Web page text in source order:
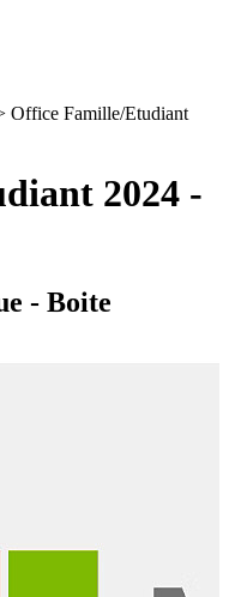
Office Famille/Etudiant
2024 -
- Boite